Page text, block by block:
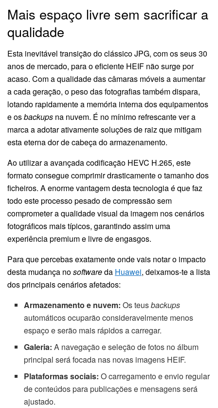
Mais espaço livre sem sacrificar a
qualidade
Esta inevitável transição do clássico JPG, com os seus 30
anos de mercado, para o eficiente HEIF não surge por
acaso. Com a qualidade das câmaras móveis a aumentar
a cada geração, o peso das fotografias também dispara,
lotando rapidamente a memória interna dos equipamentos
e osbackups na nuvem. É no mínimo refrescante ver a
marca a adotar ativamente soluções de raiz que mitigam
esta eterna dor de cabeça do armazenamento.
Ao utilizar a avançada codificação HEVC H.265, este
formato consegue comprimir drasticamente o tamanho dos
ficheiros. A enorme vantagem desta tecnologia é que faz
todo este processo pesado de compressão sem
comprometer a qualidade visual da imagem nos cenários
fotográficos mais típicos, garantindo assim uma
experiência premium e livre de engasgos.
Para que percebas exatamente onde vais notar o impacto
desta mudança nosoftwareda Huawei, deixamos-te a lista
dos principais cenários afetados:
Armazenamento e nuvem: Os teusbackups
automáticos ocuparão consideravelmente menos
espaço e serão mais rápidos a carregar.
Galeria: A navegação e seleção de fotos no álbum
principal será focada nas novas imagens HEIF.
Plataformas sociais: O carregamento e envio regular
de conteúdos para publicações e mensagens será
ajustado.